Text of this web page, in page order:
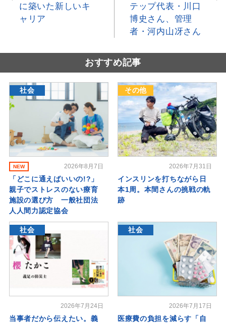
に築いた新しいキ
ャリア
テップ代表・川口
博史さん、管理
者・河内山冴さん
おすすめ記事
社会
NEW 2026年8月7日
「どこに通えばいいの!?」
親子でストレスのない療育
施設の選び方 一般社団法
人人間力認定協会
その他
2026年7月31日
インスリンを打ちながら日
本1周。本間さんの挑戦の軌
跡
社会
2026年7月24日
当事者だから伝えたい。義
社会
2026年7月17日
医療費の負担を減らす「自